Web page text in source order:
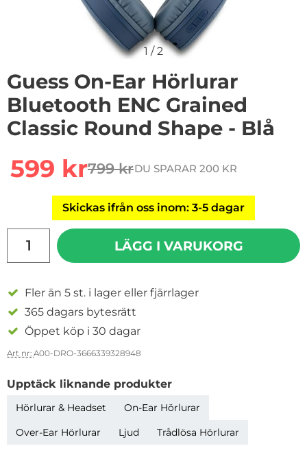
1 /2
Guess On-Ear Hörlurar
Bluetooth ENC Grained
Classic Round Shape - Blå
rea pris
599 krtidigare pris
799 krDU SPARAR 200 KR
Skickas ifrån oss inom: 3-5 dagar
LÄGG I VARUKORG
Fler än 5 st. i lager eller fjärrlager
365 dagars bytesrätt
Öppet köp i 30 dagar
Art nr: A00-DRO-3666339328948
Upptäck liknande produkter
Hörlurar & Headset
On-Ear Hörlurar
Over-Ear Hörlurar
Ljud Trådlösa Hörlurar